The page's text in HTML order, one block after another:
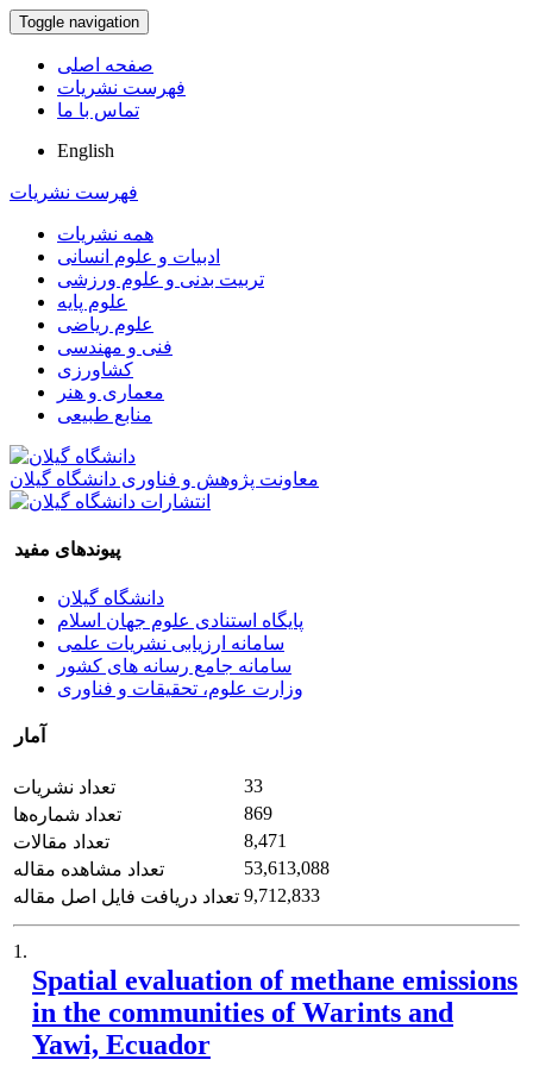
Toggle navigation
صفحه اصلی
فهرست نشریات
تماس با ما
English
فهرست نشریات
همه نشریات
ادبیات و علوم انسانی
تربیت بدنی و علوم ورزشی
علوم پایه
علوم ریاضی
فنی و مهندسی
کشاورزی
معماری و هنر
منابع طبیعی
معاونت پژوهش و فناوری دانشگاه گیلان
پیوندهای مفید
دانشگاه گیلان
پایگاه استنادی علوم جهان اسلام
سامانه ارزیابی نشریات علمی
سامانه جامع رسانه های کشور
وزارت علوم، تحقیقات و فناوری
آمار
تعداد نشریات
33
تعداد شماره‌ها
869
تعداد مقالات
8,471
تعداد مشاهده مقاله
53,613,088
تعداد دریافت فایل اصل مقاله 9,712,833
1.
Spatial evaluation of methane emissions
in the communities of Warints and
Yawi, Ecuador